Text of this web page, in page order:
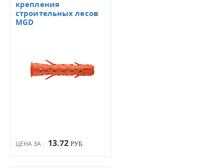
ЦЕНА ЗА : 13.72 РУБ.
крепления
строительных лесов
MGD